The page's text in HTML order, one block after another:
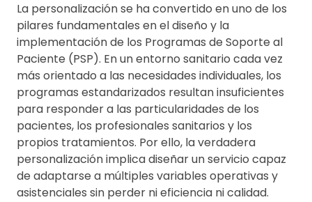
La personalización se ha convertido en uno de los
pilares fundamentales en el diseño y la
implementación de los Programas de Soporte al
Paciente (PSP). En un entorno sanitario cada vez
más orientado a las necesidades individuales, los
programas estandarizados resultan insuficientes
para responder a las particularidades de los
pacientes, los profesionales sanitarios y los
propios tratamientos. Por ello, la verdadera
personalización implica diseñar un servicio capaz
de adaptarse a múltiples variables operativas y
asistenciales sin perder ni eficiencia ni calidad.